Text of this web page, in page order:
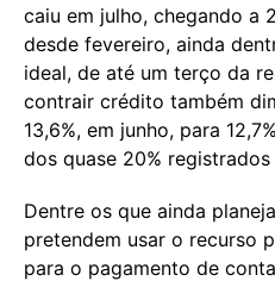
caiu em julho, chegando a
desde fevereiro, ainda
ideal, de até um terço da
contrair crédito também
13,6%, em junho, para
dos quase 20%
Dentre os que ainda
pretendem usar o recurso
para o pagamento de